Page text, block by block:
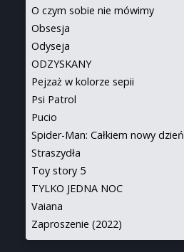
O czym sobie nie mówimy
Obsesja
Odyseja
ODZYSKANY
Pejzaż w kolorze sepii
Psi Patrol
Pucio
Spider-Man: Całkiem nowy dzień
Straszydła
Toy story 5
TYLKO JEDNA NOC
Vaiana
Zaproszenie (2022)